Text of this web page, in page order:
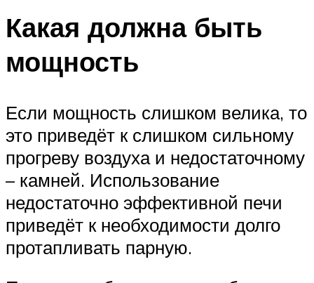
Какая должна быть
мощность
Если мощность слишком велика, то
это приведёт к слишком сильному
прогреву воздуха и недостаточному
– камней. Использование
недостаточно эффективной печи
приведёт к необходимости долго
протапливать парную.